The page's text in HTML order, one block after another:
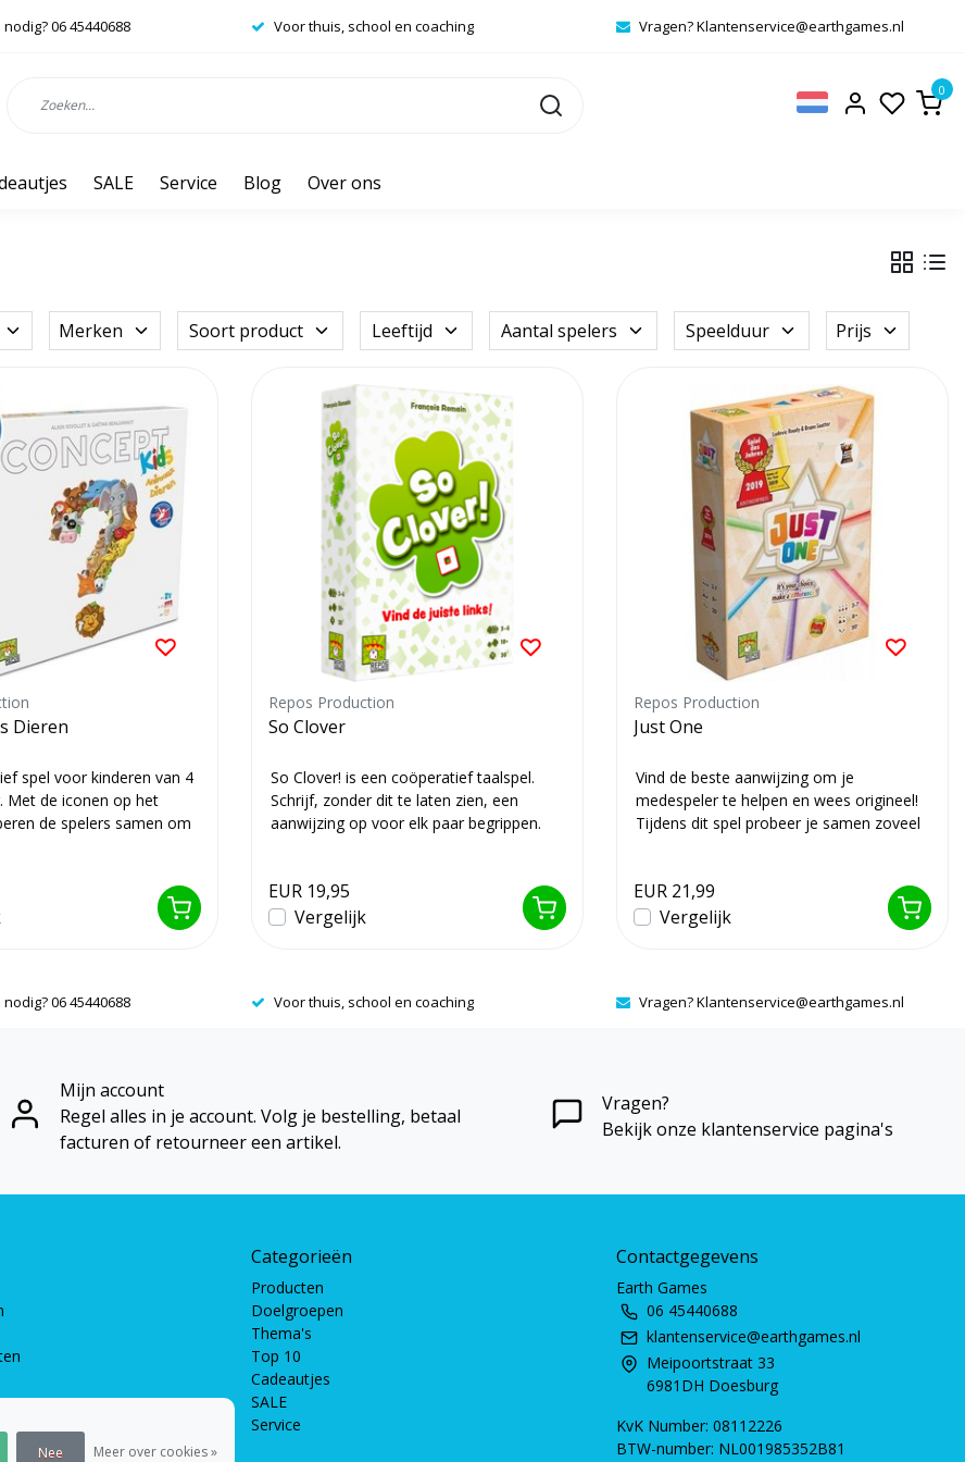
06 45440688 Voor thuis, school en coaching Vragen?Klantenservice@earthgames.nl
0
SALE Service Blog Over ons
Merken Soort product Leeftijd Aantal spelers Speelduur Prijs
Dieren
spel voor kinderen van 4
Met de iconen op het
de spelers samen om
Repos Production
So Clover
So Clover! is een coöperatief taalspel.
Schrijf, zonder dit te laten zien, een
aanwijzing op voor elk paar begrippen.
EUR 19,95
Vergelijk
Repos Production
Just One
Vind de beste aanwijzing om je
medespeler te helpen en wees origineel!
Tijdens dit spel probeer je samen zoveel
EUR 21,99
Vergelijk
06 45440688 Voor thuis, school en coaching Vragen?Klantenservice@earthgames.nl
Mijn account
Regel alles in je account. Volg je bestelling, betaal
facturen of retourneer een artikel.
Vragen?
Bekijk onze klantenservice pagina's
Categorieën
Producten
Doelgroepen
Thema's
Top 10
Cadeautjes
SALE
Service
Contactgegevens
Earth Games
06 45440688
klantenservice@earthgames.nl
Meipoortstraat 33
6981DH Doesburg
KvK Number: 08112226
BTW-number: NL001985352B81
Nee Meer over cookies »